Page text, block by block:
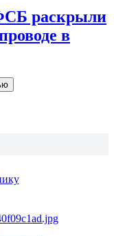
раскрыли
в